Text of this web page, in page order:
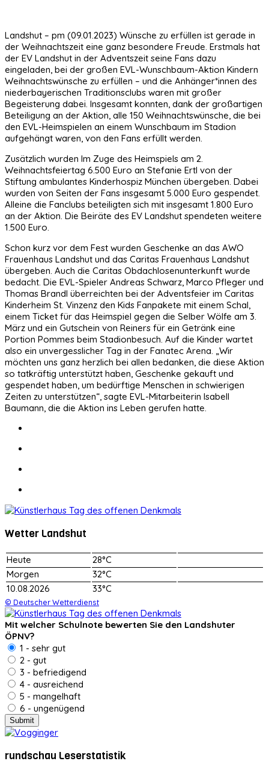
Landshut – pm (09.01.2023) Wünsche zu erfüllen ist gerade in
der Weihnachtszeit eine ganz besondere Freude. Erstmals hat
der EV Landshut in der Adventszeit seine Fans dazu
eingeladen, bei der großen EVL-Wunschbaum-Aktion Kindern
Weihnachtswünsche zu erfüllen – und die Anhänger*innen des
niederbayerischen Traditionsclubs waren mit großer
Begeisterung dabei. Insgesamt konnten, dank der großartigen
Beteiligung an der Aktion, alle 150 Weihnachtswünsche, die bei
den EVL-Heimspielen an einem Wunschbaum im Stadion
aufgehängt waren, von den Fans erfüllt werden.
Zusätzlich wurden Im Zuge des Heimspiels am 2.
Weihnachtsfeiertag 6.500 Euro an Stefanie Ertl von der
Stiftung ambulantes Kinderhospiz München übergeben. Dabei
wurden von Seiten der Fans insgesamt 5.000 Euro gespendet.
Alleine die Fanclubs beteiligten sich mit insgesamt 1.800 Euro
an der Aktion. Die Beiräte des EV Landshut spendeten weitere
1.500 Euro.
Schon kurz vor dem Fest wurden Geschenke an das AWO
Frauenhaus Landshut und das Caritas Frauenhaus Landshut
übergeben. Auch die Caritas Obdachlosenunterkunft wurde
bedacht. Die EVL-Spieler Andreas Schwarz, Marco Pfleger und
Thomas Brandl überreichten bei der Adventsfeier im Caritas
Kinderheim St. Vinzenz den Kids Fanpakete mit einem Schal,
einem Ticket für das Heimspiel gegen die Selber Wölfe am 3.
März und ein Gutschein von Reiners für ein Getränk eine
Portion Pommes beim Stadionbesuch. Auf die Kinder wartet
also ein unvergesslicher Tag in der Fanatec Arena. „Wir
möchten uns ganz herzlich bei allen bedanken, die diese Aktion
so tatkräftig unterstützt haben, Geschenke gekauft und
gespendet haben, um bedürftige Menschen in schwierigen
Zeiten zu unterstützen“, sagte EVL-Mitarbeiterin Isabell
Baumann, die die Aktion ins Leben gerufen hatte.
Wetter Landshut
Heute
28°C
Morgen
32°C
10.08.2026
33°C
© Deutscher Wetterdienst
Mit welcher Schulnote bewerten Sie den Landshuter
ÖPNV?
1 - sehr gut
2 - gut
3 - befriedigend
4 - ausreichend
5 - mangelhaft
6 - ungenügend
rundschau Leserstatistik